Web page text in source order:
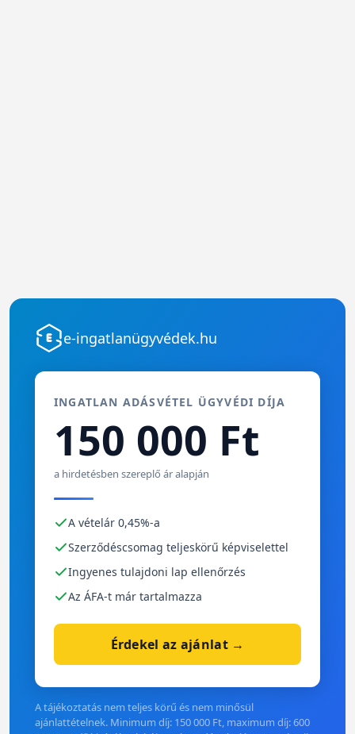
e-ingatlanügyvédek.hu
INGATLAN ADÁSVÉTEL ÜGYVÉDI DÍJA
150 000 Ft
a hirdetésben szereplő ár alapján
A vételár 0,45%-a
Szerződéscsomag teljeskörű képviselettel
Ingyenes tulajdoni lap ellenőrzés
Az ÁFA-t már tartalmazza
Érdekel az ajánlat →
A tájékoztatás nem teljes körű és nem minősül
ajánlattételnek. Minimum díj: 150 000 Ft, maximum díj: 600